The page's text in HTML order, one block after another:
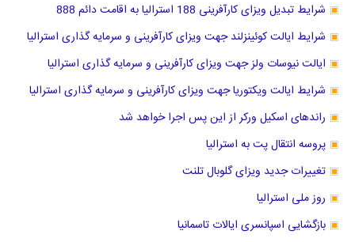
شرایط تبدیل ویزای کارآفرینی 188 استرالیا به اقامت دائم 888
شرایط ایالت کوئینزلند جهت ویزای کارآفرینی و سرمایه گذاری استرالیا
ایالت نیوسات ولز جهت ویزای کارآفرینی و سرمایه گذاری استرالیا
شرایط ایالت ویکتوریا جهت ویزای کارآفرینی و سرمایه گذاری استرالیا
راندهای اسکیل ورکر از این پس اجرا خواهد شد
پروسه انتقال پت به استرالیا
تغییرات جدید ویزای گلوبال تلنت
روز ملی استرالیا
بازگشایی اسپانسری ایالات تاسمانیا